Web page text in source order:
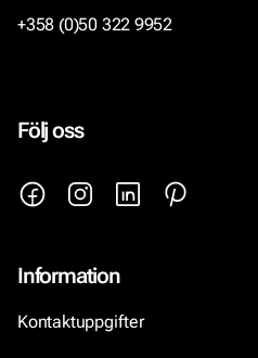
+358 (0)50 322 9952
Följ oss
Information
Kontaktuppgifter